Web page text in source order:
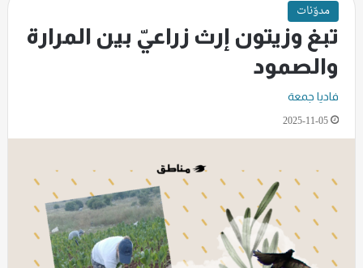
مدوّنات
تبغ وزيتون إرث زراعيّ بين المرارة
والصمود
فاديا جمعة
2025-11-05